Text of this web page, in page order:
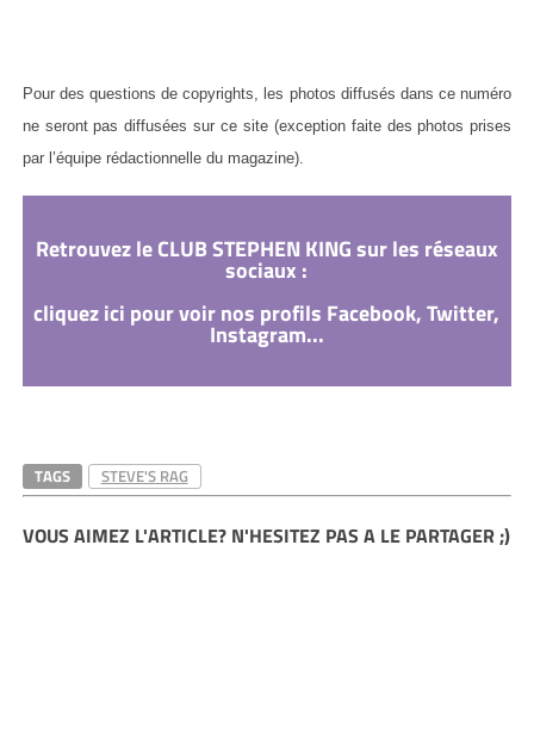
Pour des questions de copyrights, les photos diffusés dans ce numéro
ne seront pas diffusées sur ce site (exception faite des photos prises
par l’équipe rédactionnelle du magazine).
Retrouvez le CLUB STEPHEN KING sur les réseaux
sociaux :
cliquez ici pour voir nos profils Facebook, Twitter,
Instagram...
TAGS STEVE'S RAG
VOUS AIMEZ L'ARTICLE? N'HESITEZ PAS A LE PARTAGER ;)